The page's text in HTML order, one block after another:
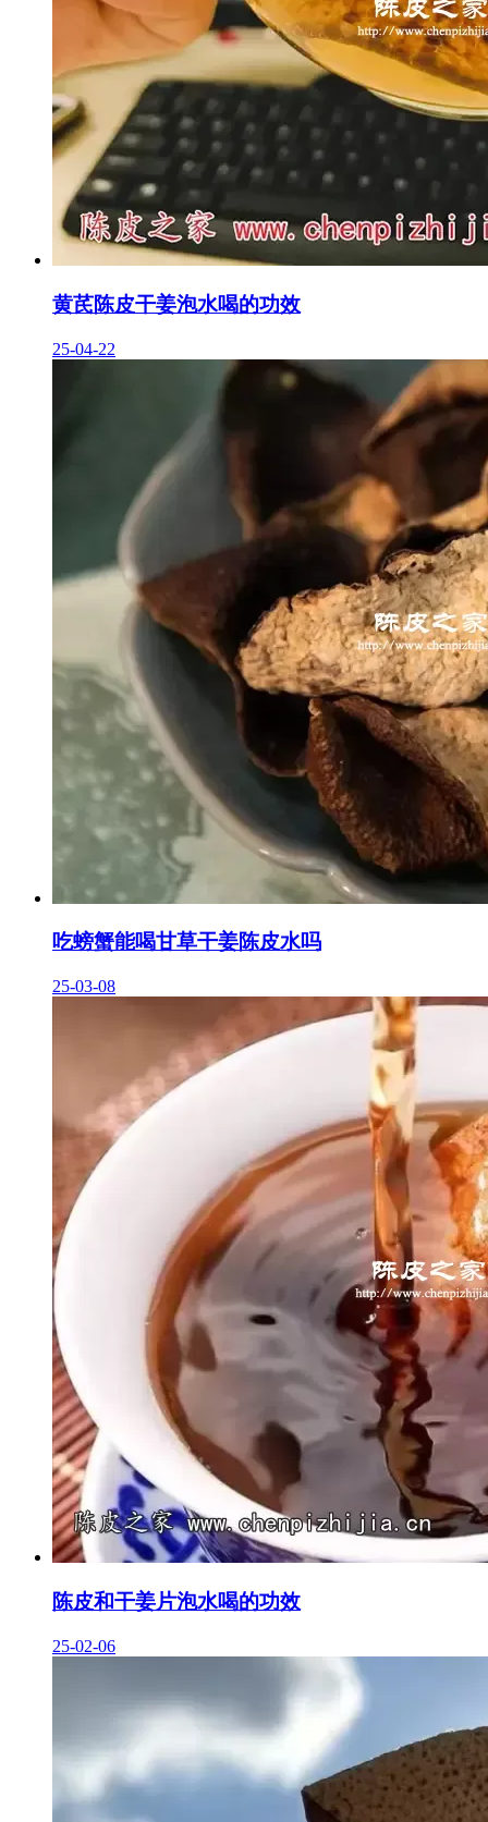
黄芪陈皮干姜泡水喝的功效
25-04-22
吃螃蟹能喝甘草干姜陈皮水吗
25-03-08
陈皮和干姜片泡水喝的功效
25-02-06